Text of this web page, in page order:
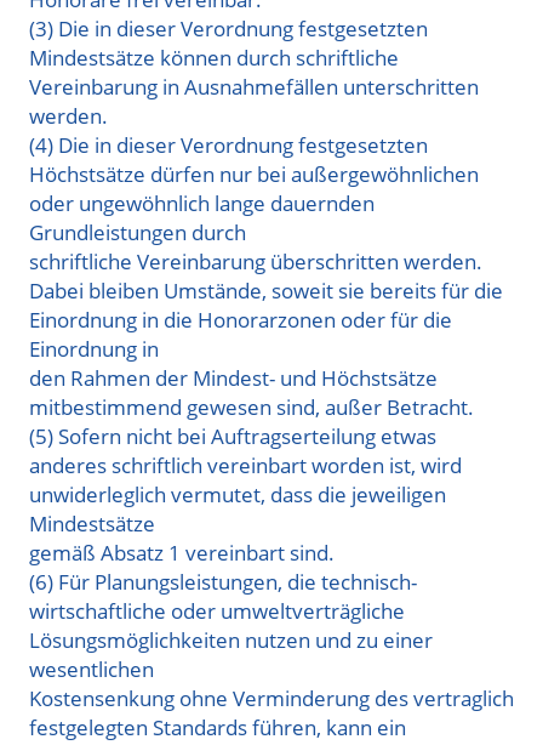
(3) Die in dieser Verordnung festgesetzten
Mindestsätze können durch schriftliche
Vereinbarung in Ausnahmefällen unterschritten
werden.
(4) Die in dieser Verordnung festgesetzten
Höchstsätze dürfen nur bei außergewöhnlichen
oder ungewöhnlich lange dauernden
Grundleistungen durch
schriftliche Vereinbarung überschritten werden.
Dabei bleiben Umstände, soweit sie bereits für die
Einordnung in die Honorarzonen oder für die
Einordnung in
den Rahmen der Mindest- und Höchstsätze
mitbestimmend gewesen sind, außer Betracht.
(5) Sofern nicht bei Auftragserteilung etwas
anderes schriftlich vereinbart worden ist, wird
unwiderleglich vermutet, dass die jeweiligen
Mindestsätze
gemäß Absatz 1 vereinbart sind.
(6) Für Planungsleistungen, die technisch-
wirtschaftliche oder umweltverträgliche
Lösungsmöglichkeiten nutzen und zu einer
wesentlichen
Kostensenkung ohne Verminderung des vertraglich
festgelegten Standards führen, kann ein